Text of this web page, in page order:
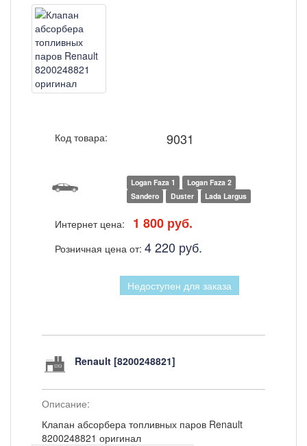
Код товара: 9031
Logan Faza 1
Logan Faza 2
Sandero
Duster Lada Largus
Интернет цена: 1 800 руб.
Розничная цена от: 4 220 руб.
Недоступен для заказа
Renault [8200248821]
Описание:
Клапан абсорбера топливных паров Renault
8200248821 оригинал